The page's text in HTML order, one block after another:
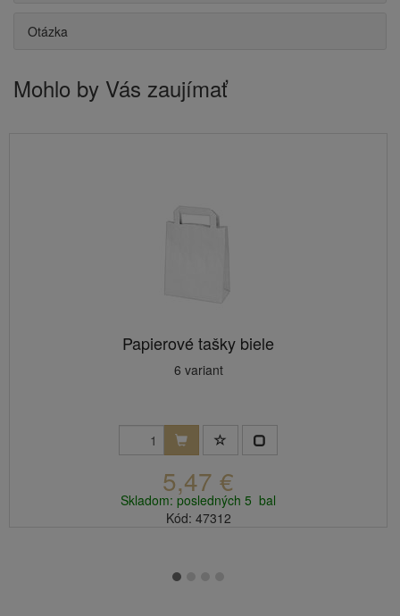
Otázka
Mohlo by Vás zaujímať
Papierové tašky biele
6 variant
5,47 €
Skladom: posledných 5 bal
Kód: 47312